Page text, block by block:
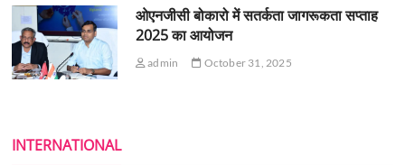
ओएनजीसी बोकारो में सतर्कता जागरूकता सप्ताह
2025 का आयोजन
admin October 31, 2025
INTERNATIONAL